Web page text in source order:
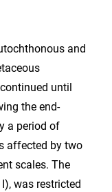
and
until
the end-
a period of
affected by two
scales. The
was restricted